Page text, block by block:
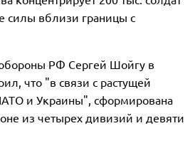
силы вблизи границы с
РФ Сергей Шойгу в
что "в связи с растущей
и Украины", сформирована
из четырех дивизий и девяти